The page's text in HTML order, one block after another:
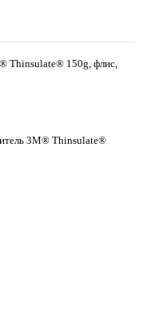
Thinsulate® 150g, флис,
3M® Thinsulate®